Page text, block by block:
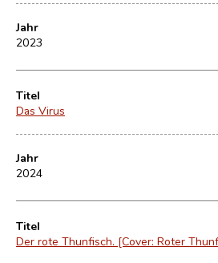
Jahr
2023
Titel
Das Virus
Jahr
2024
Titel
Der rote Thunfisch. [Cover: Roter